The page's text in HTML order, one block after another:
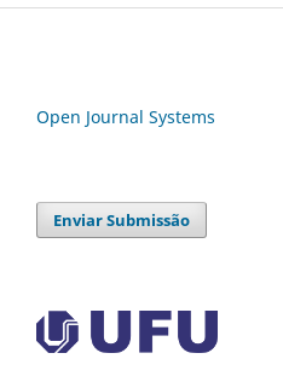
Open Journal Systems
Enviar Submissão